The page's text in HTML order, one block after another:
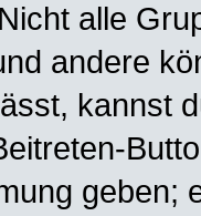
alle
andere
kannst
geben;